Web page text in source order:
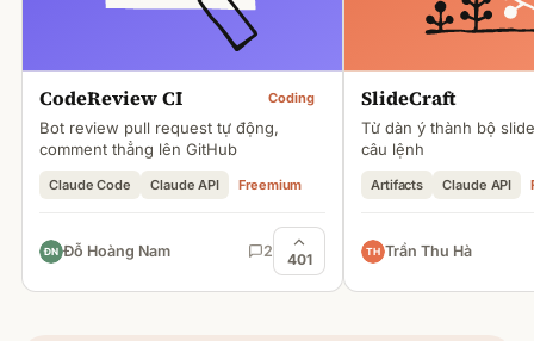
CodeReview CI Coding
Bot review pull request tự động,
comment thẳng lên GitHub
Claude Code Claude API Freemium
Đỗ Hoàng Nam 2 401
SlideCraft
Từ dàn ý thành bộ
câu lệnh
Artifacts Claude API
Trần Thu Hà